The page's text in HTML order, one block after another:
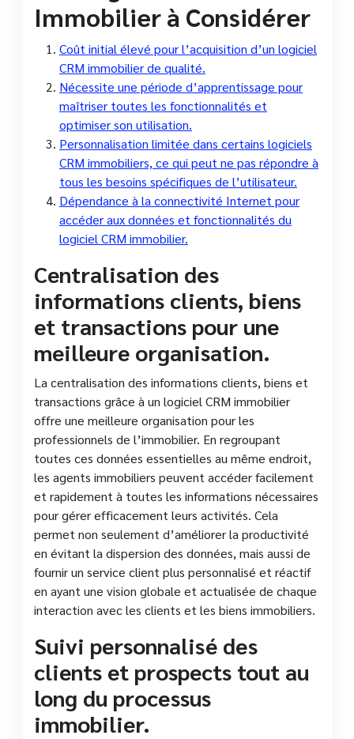
Immobilier à Considérer
Coût initial élevé pour l’acquisition d’un logiciel
CRM immobilier de qualité.
Nécessite une période d’apprentissage pour
maîtriser toutes les fonctionnalités et
optimiser son utilisation.
Personnalisation limitée dans certains logiciels
CRM immobiliers, ce qui peut ne pas répondre à
tous les besoins spécifiques de l’utilisateur.
Dépendance à la connectivité Internet pour
accéder aux données et fonctionnalités du
logiciel CRM immobilier.
Centralisation des
informations clients, biens
et transactions pour une
meilleure organisation.
La centralisation des informations clients, biens et
transactions grâce à un logiciel CRM immobilier
offre une meilleure organisation pour les
professionnels de l’immobilier. En regroupant
toutes ces données essentielles au même endroit,
les agents immobiliers peuvent accéder facilement
et rapidement à toutes les informations nécessaires
pour gérer efficacement leurs activités. Cela
permet non seulement d’améliorer la productivité
en évitant la dispersion des données, mais aussi de
fournir un service client plus personnalisé et réactif
en ayant une vision globale et actualisée de chaque
interaction avec les clients et les biens immobiliers.
Suivi personnalisé des
clients et prospects tout au
long du processus
immobilier.